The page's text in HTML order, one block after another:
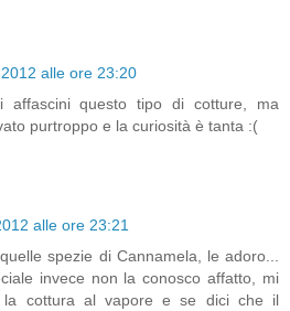
alle ore 23:20
affascini questo tipo di cotture, ma
purtroppo e la curiosità è tanta :(
alle ore 23:21
spezie di Cannamela, le adoro...
invece non la conosco affatto, mi
la cottura al vapore e se dici che il